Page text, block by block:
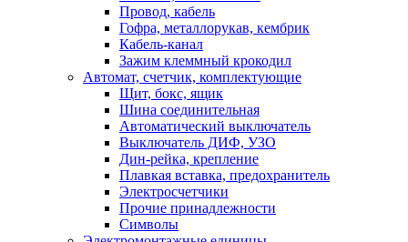
Провод, кабель
Гофра, металлорукав, кембрик
Кабель-канал
Зажим клеммный крокодил
Автомат, счетчик, комплектующие
Щит, бокс, ящик
Шина соединительная
Автоматический выключатель
Выключатель ДИФ, УЗО
Дин-рейка, крепление
Плавкая вставка, предохранитель
Электросчетчики
Прочие принадлежности
Символы